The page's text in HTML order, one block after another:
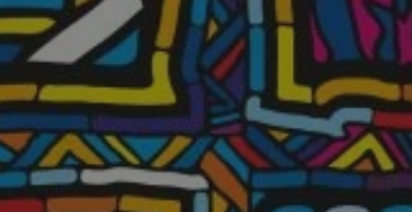
INGRESSCOOKIE
NGINX Inc.
bh.contextweb.com
CookieScriptConsent
CookieScript
m-ce.pl
1
Google Privacy Policy